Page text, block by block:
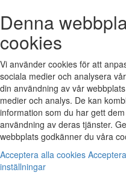
Denna
cookies
Vi använder cookies för att
sociala medier och analysera
din användning av vår
medier och analys. De kan
information som du har gett
användning av deras tjänster.
webbplats godkänner du våra
Acceptera alla cookies
inställningar